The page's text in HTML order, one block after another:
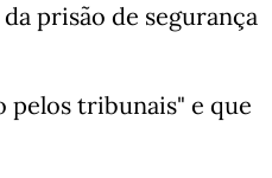
prisão de segurança
pelos tribunais" e que